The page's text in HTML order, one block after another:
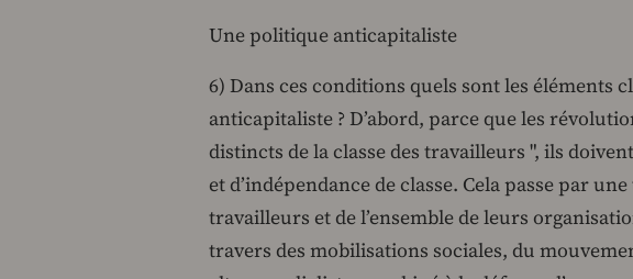
Une politique anticapitaliste
6) Dans ces conditions quels sont les éléments
anticapitaliste ? D’abord, parce que les
distincts de la classe des travailleurs ", ils
et d’indépendance de classe. Cela passe par
travailleurs et de l’ensemble de leurs
travers des mobilisations sociales, du